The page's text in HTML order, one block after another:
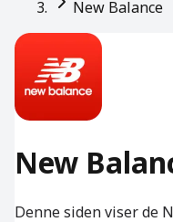
New Balance
New
Denne siden viser de